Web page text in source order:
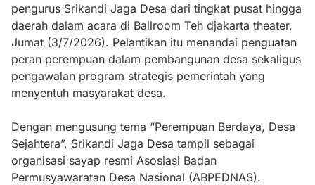
pengurus Srikandi Jaga Desa dari tingkat pusat hingga
daerah dalam acara di Ballroom Teh djakarta theater,
Jumat (3/7/2026). Pelantikan itu menandai penguatan
peran perempuan dalam pembangunan desa sekaligus
pengawalan program strategis pemerintah yang
menyentuh masyarakat desa.
Dengan mengusung tema “Perempuan Berdaya, Desa
Sejahtera”, Srikandi Jaga Desa tampil sebagai
organisasi sayap resmi Asosiasi Badan
Permusyawaratan Desa Nasional (ABPEDNAS).